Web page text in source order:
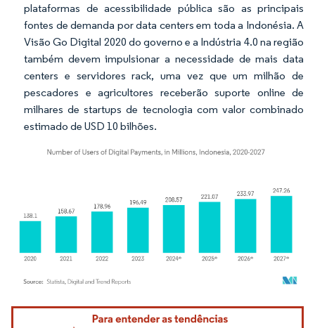
plataformas de acessibilidade pública são as principais
fontes de demanda por data centers em toda a Indonésia. A
Visão Go Digital 2020 do governo e a Indústria 4.0 na região
também devem impulsionar a necessidade de mais data
centers e servidores rack, uma vez que um milhão de
pescadores e agricultores receberão suporte online de
milhares de startups de tecnologia com valor combinado
estimado de USD 10 bilhões.
Imagem © Mordor Intelligence. O reuso requer atribuição conforme CC BY 4.0.